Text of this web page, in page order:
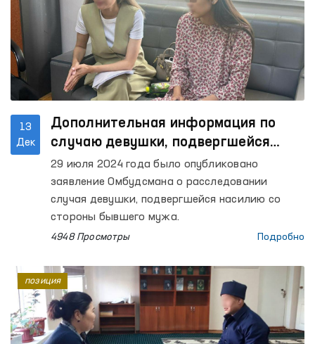
данные. Если в 2023 году таких обращений
было 110, то в 2024 году этот показатель
вырос на 42%.
13
Дек
Дополнительная информация по
случаю девушки, подвергшейся
насилию со стороны бывшего мужа
29 июля 2024 года было опубликовано
заявление Омбудсмана о расследовании
случая девушки, подвергшейся насилию со
стороны бывшего мужа.
4948 Просмотры Подробно
позиция